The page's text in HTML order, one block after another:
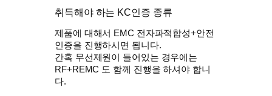
취득해야 하는 KC인증 종류
제품에 대해서 EMC 전자파적합성+안전
인증을 진행하시면 됩니다.
간혹 무선제원이 들어있는 경우에는
RF+REMC 도 함께 진행을 하셔야 합니
다.